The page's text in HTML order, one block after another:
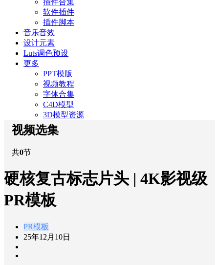
插件合集
软件插件
插件脚本
音乐音效
设计元素
Luts调色预设
更多
PPT模版
视频教程
字体合集
C4D模型
3D模型资源
视频选集
共0节
硬核复古标志片头 | 4K影视级
PR模板
PR模板
25年12月10日